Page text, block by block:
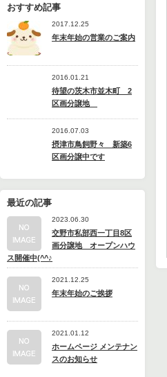
おすすめ記事
2017.12.25
年末年始の営業のご案内
2016.01.21
待望の茨木市並木町 2
区画分譲地
2016.07.03
摂津市鳥飼野々 新築6
区画分譲中です
最近の記事
2023.06.30
交野市私部西一丁目8区
画分譲地 オープンハウ
ス開催中(^^♪
2021.12.25
年末年始のご挨拶
2021.01.12
ホームページ メンテナン
スのお知らせ